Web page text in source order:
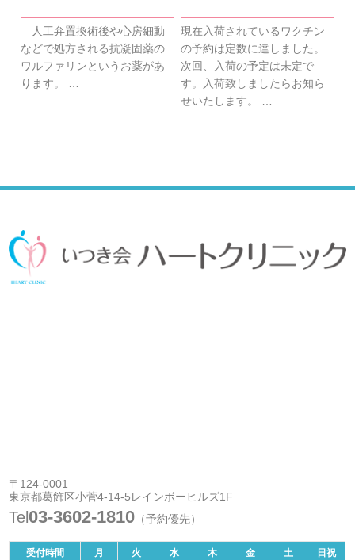
人工弁置換術後や心房細動
などで処方される抗凝固薬の
ワルファリンというお薬があ
ります。 …
現在入荷されているワクチン
の予約は定数に達しました。
次回、入荷の予定は未定で
す。入荷致しましたらお知ら
せいたします。 …
〒124-0001
東京都葛飾区小菅4-14-5レインボーヒルズ1F
Tel 03-3602-1810 （予約優先）
受付時間 月 火 水 木 金 土 日祝